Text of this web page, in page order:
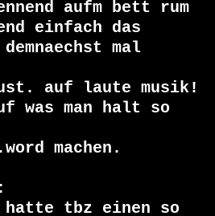
aufm bett rum
einfach das
mal
auf laute musik!
was man halt so
machen.
hatte tbz einen so